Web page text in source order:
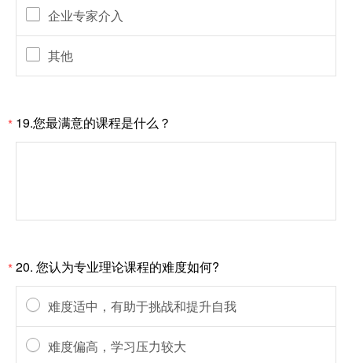
企业专家介入
其他
* 19.您最满意的课程是什么？
*20. 您认为专业理论课程的难度如何?
难度适中，有助于挑战和提升自我
难度偏高，学习压力较大